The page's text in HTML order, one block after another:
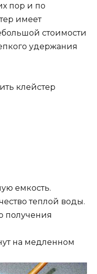
пор и по
имеет
стоимости
удержания
клейстер
емкость.
теплой воды.
получения
на медленном